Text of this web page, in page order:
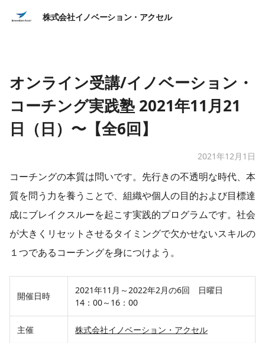
株式会社イノベーション・アクセル
オンライン受講/イノベーション・
コーチング実践塾 2021年11月21
日（日）〜【全6回】
2021年12月1日
コーチングの本質は問いです。先行きの不透明な時代、本
質を問う力を養うことで、組織や個人の目的および目標達
成にブレイクスルーを起こす実践的プログラムです。社会
が大きくリセットさせるタイミングで欠かせないスキルの
１つであるコーチングを身につけよう。
開催日時
2021年11月～2022年2月の6回 日曜日
14：00～16：00
主催 株式会社イノベーション・アクセル